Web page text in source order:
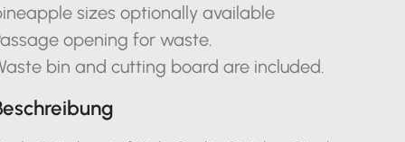
sizes optionally available
opening for waste.
bin and cutting board are included.